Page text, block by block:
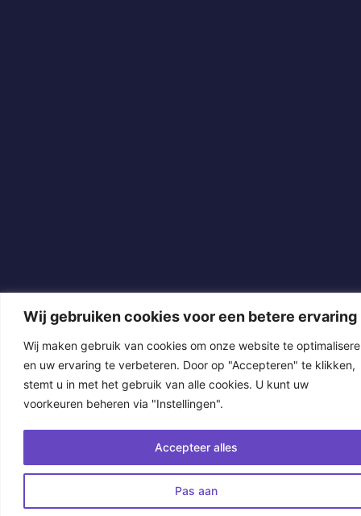
Wij gebruiken cookies voor een betere ervaring
Wij maken gebruik van cookies om onze website te
en uw ervaring te verbeteren. Door op "Accepteren" te klikken,
stemt u in met het gebruik van alle cookies. U kunt uw
voorkeuren beheren via "Instellingen".
Pas aan
Accepteer alles